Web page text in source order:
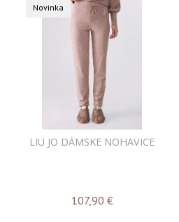
Novinka
LIU JO DÁMSKE NOHAVICE
107,90 €